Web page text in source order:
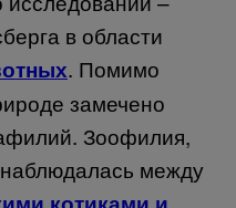
в области
. Помимо
замечено
Зоофилия,
между